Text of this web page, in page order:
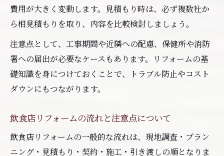
費用が大きく変動します。見積もり時は、必ず複数社か
ら相見積もりを取り、内容を比較検討しましょう。
注意点として、工事期間や近隣への配慮、保健所や消防
署への届出が必要なケースもあります。リフォームの基
礎知識を身につけておくことで、トラブル防止やコスト
ダウンにもつながります。
飲食店リフォームの流れと注意点について
飲食店リフォームの一般的な流れは、現地調査・プラン
ニング・見積もり・契約・施工・引き渡しの順となりま